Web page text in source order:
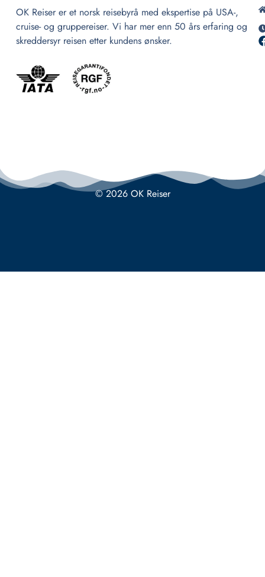
OK Reiser er et norsk reisebyrå med ekspertise på USA-,
cruise- og gruppereiser. Vi har mer enn 50 års erfaring og
skreddersyr reisen etter kundens ønsker.
© 2026 OK Reiser